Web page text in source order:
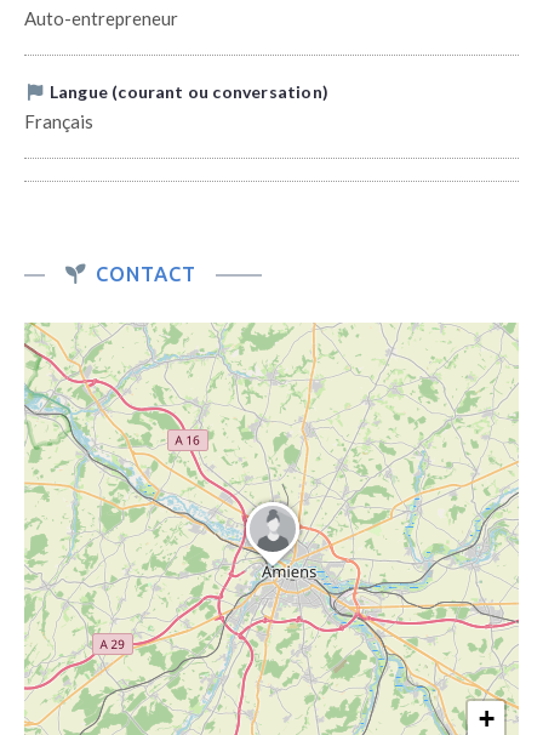
Auto-entrepreneur
Langue (courant ou conversation)
Français
CONTACT
+